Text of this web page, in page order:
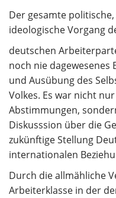
Der gesamte
ideologische Vorgang
deutschen
noch nie dagewesenes
und Ausübung des
Volkes. Es war nicht
Abstimmungen,
Diskusssion über die
zukünftige Stellung
internationalen
Durch die allmähliche
Arbeiterklasse in der